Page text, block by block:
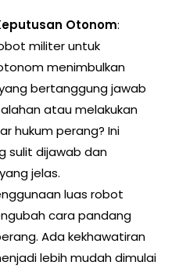
Otonom:
militer untuk
menimbulkan
bertanggung jawab
atau melakukan
hukum perang? Ini
sulit dijawab dan
jelas.
luas robot
cara pandang
Ada kekhawatiran
lebih mudah dimulai